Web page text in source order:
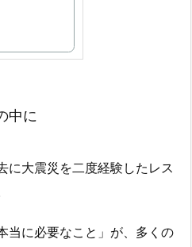
中に
に大震災を二度経験したレス
当に必要なこと」が、多くの